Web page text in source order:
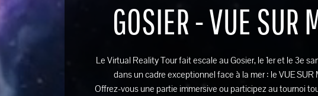
GOSIER - VUE SUR
Le Virtual Reality Tour fait escale au Gosier, le 1er et le 3e
dans un cadre exceptionnel face à la mer : le VUE SUR
Offrez-vous une partie immersive ou participez au tournoi